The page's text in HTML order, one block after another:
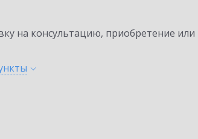
на консультацию, приобретение или